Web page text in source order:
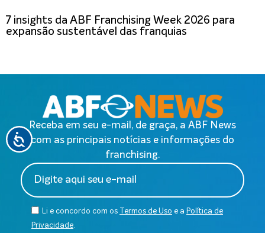
7 insights da ABF Franchising Week 2026 para
expansão sustentável das franquias
Receba em seu e-mail, de graça, a ABF News
com as principais notícias e informações do
franchising.
Li e concordo com os Termos de Uso e a Política de
Privacidade.